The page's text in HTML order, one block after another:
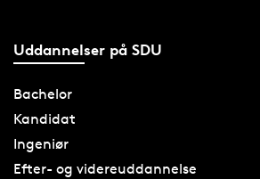
Uddannelser på SDU
Bachelor
Kandidat
Ingeniør
Efter- og videreuddannelse